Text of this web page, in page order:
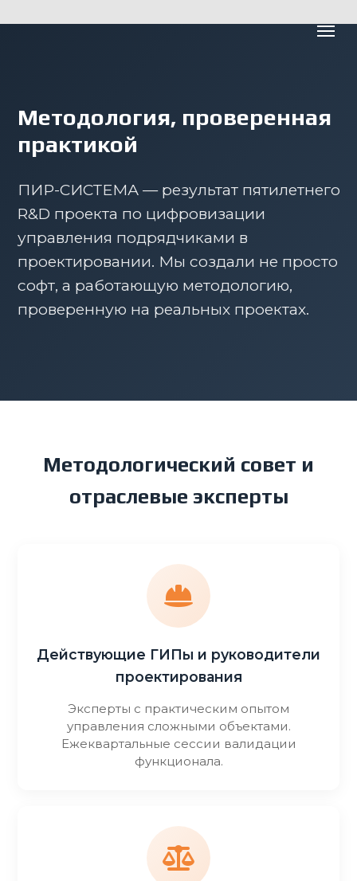
Методология, проверенная
практикой
ПИР-СИСТЕМА — результат пятилетнего
R&D проекта по цифровизации
управления подрядчиками в
проектировании. Мы создали не просто
софт, а работающую методологию,
проверенную на реальных проектах.
Методологический совет и
отраслевые эксперты
Действующие ГИПы и руководители
проектирования
Эксперты с практическим опытом
управления сложными объектами.
Ежеквартальные сессии валидации
функционала.